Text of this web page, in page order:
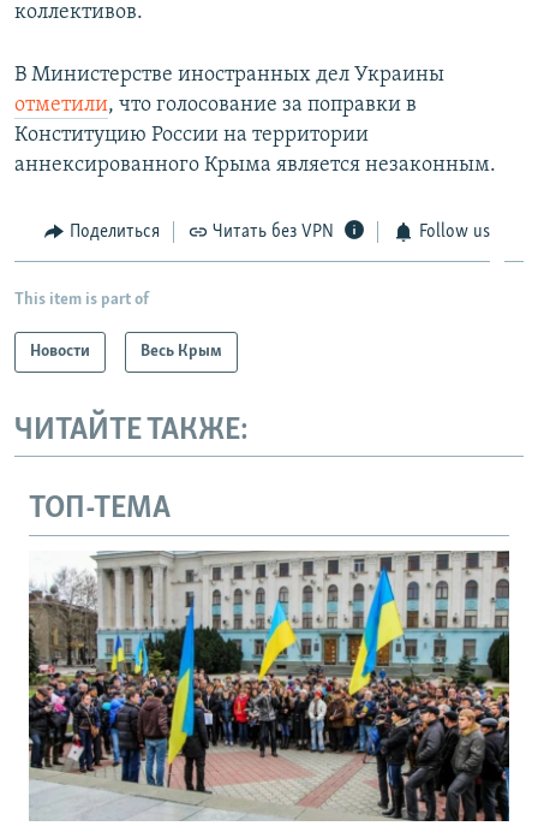
коллективов.
В Министерстве иностранных дел Украины
отметили, что голосование за поправки в
Конституцию России на территории
аннексированного Крыма является незаконным.
Поделиться Читать без VPN Follow us
This item is part of
Новости Весь Крым
ЧИТАЙТЕ ТАКЖЕ:
ТОП-ТЕМА